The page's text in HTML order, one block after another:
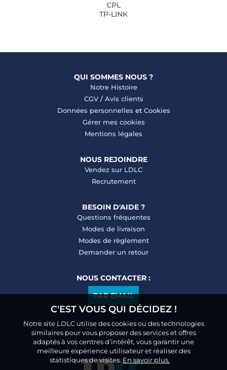
CPL
TP-LINK
QUI SOMMES NOUS ?
Notre Histoire
CGV/ Avis clients
Données personnelles et Cookies
Gérer mes cookies
Mentions légales
NOUS REJOINDRE
Vendez sur LDLC
Recrutement
BESOIN D'AIDE ?
Questions fréquentes
Modes de livraison
Modes de règlement
Demander un retour
NOUS CONTACTER :
PAR EMAIL
C'EST VOUS QUI DÉCIDEZ !
Notre site LDLC utilise des cookies ou des technologies
similaires pour vous proposer des services et offres
adaptés à vos centres d’intérêt, vous garantir une
meilleure expérience utilisateur et réaliser des
statistiques de visites.En savoir plus.